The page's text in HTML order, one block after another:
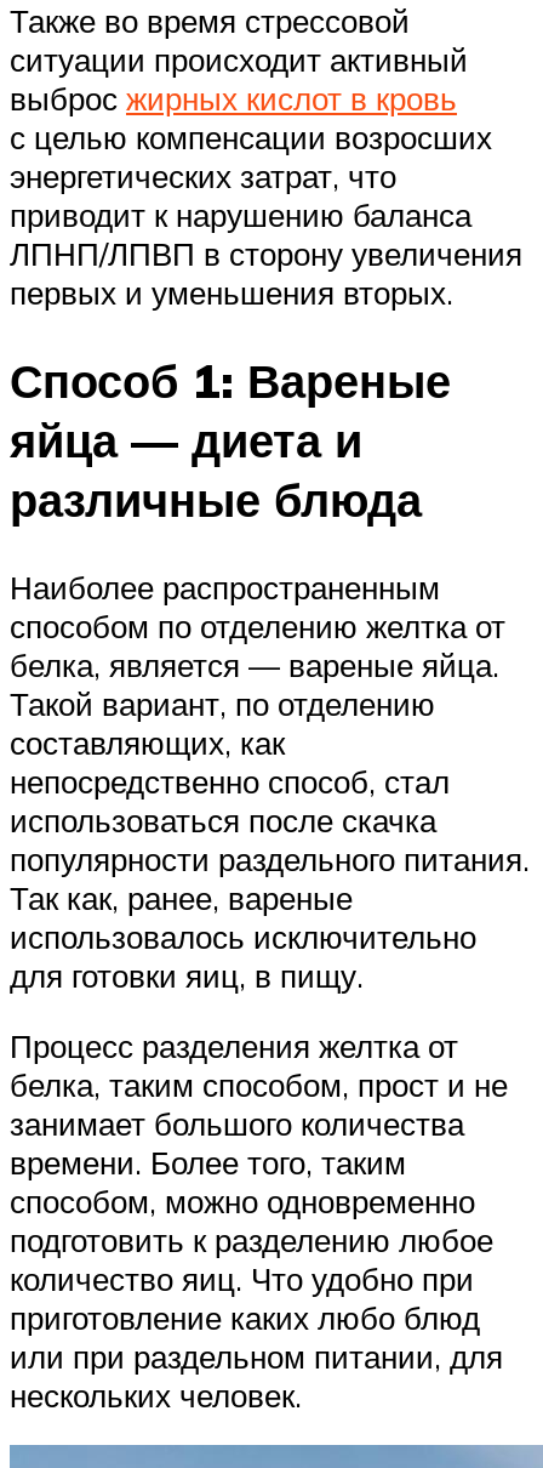
Также во время стрессовой
ситуации происходит активный
выброс жирных кислот в кровь
с целью компенсации возросших
энергетических затрат, что
приводит к нарушению баланса
ЛПНП/ЛПВП в сторону увеличения
первых и уменьшения вторых.
Способ 1: Вареные
яйца — диета и
различные блюда
Наиболее распространенным
способом по отделению желтка от
белка, является — вареные яйца.
Такой вариант, по отделению
составляющих, как
непосредственно способ, стал
использоваться после скачка
популярности раздельного питания.
Так как, ранее, вареные
использовалось исключительно
для готовки яиц, в пищу.
Процесс разделения желтка от
белка, таким способом, прост и не
занимает большого количества
времени. Более того, таким
способом, можно одновременно
подготовить к разделению любое
количество яиц. Что удобно при
приготовление каких любо блюд
или при раздельном питании, для
нескольких человек.